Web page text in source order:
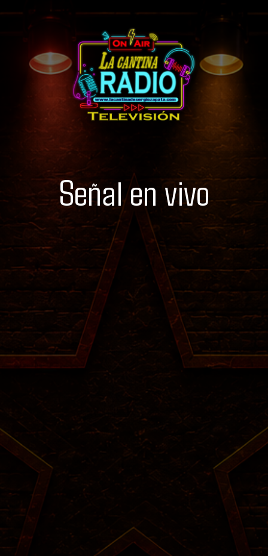
Señal en vivo